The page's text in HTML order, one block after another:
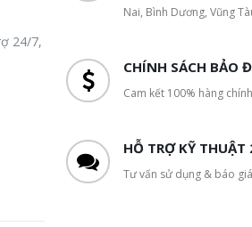
24/7,
Nai, Bình Dương, Vũng
CHÍNH SÁCH BẢO
Cam kết 100% hàng
HỖ TRỢ KỸ THUẬT
Tư vấn sử dụng & báo